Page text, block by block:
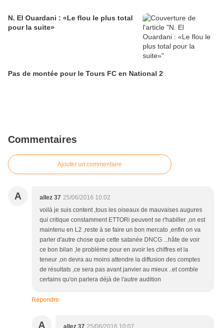
N. El Ouardani : «Le flou le plus total
pour la suite»
Pas de montée pour le Tours FC en National 2
Commentaires
Ajouter un commentaire
A allez 37 25/06/2016 10:02
voilà je suis content ,tous les oiseaux de mauvaises augures
qui critique constamment ETTORi peuvent se r'habiller ,on est
maintenu en L2 ,reste à se faire un bon mercato ,enfin on va
parler d'autre chose que cette satanée DNCG ...hâte de voir
ce bon bilan ,le probléme pour en avoir les chiffres et la
teneur ,on devra au moins attendre la diffusion des comptes
de résultats ,ce sera pas avant janvier au mieux ..et comble
certains qu'on parlera déjà de l'autre audition
Répondre
A allez 37 25/06/2016 10:07